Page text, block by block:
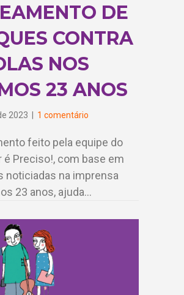
DE
CONTRA
NOS
23 ANOS
2023 1 comentário
feito pela equipe do
é Preciso!, com base em
noticiadas na imprensa
23 anos, ajuda…